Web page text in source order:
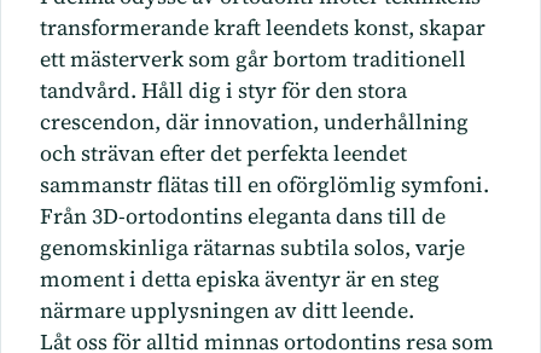
transformerande kraft leendets konst, skapar
ett mästerverk som går bortom traditionell
tandvård. Håll dig i styr för den stora
crescendon, där innovation, underhållning
och strävan efter det perfekta leendet
sammanstr flätas till en oförglömlig symfoni.
Från 3D-ortodontins eleganta dans till de
genomskinliga rätarnas subtila solos, varje
moment i detta episka äventyr är en steg
närmare upplysningen av ditt leende.
Låt oss för alltid minnas ortodontins resa som